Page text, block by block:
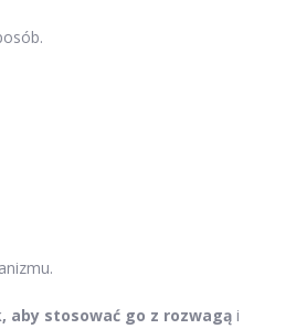
aby stosować go z rozwagą i